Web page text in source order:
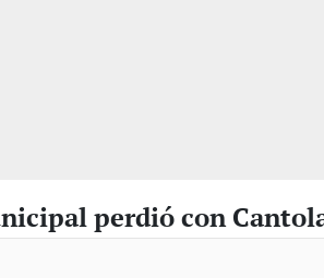
perdió con